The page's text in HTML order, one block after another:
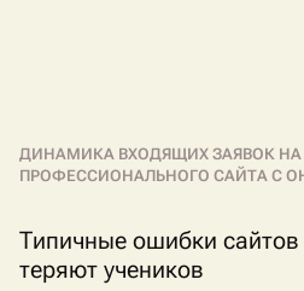
ДИНАМИКА ВХОДЯЩИХ ЗАЯВОК
ПРОФЕССИОНАЛЬНОГО САЙТА С
Типичные ошибки
теряют учеников